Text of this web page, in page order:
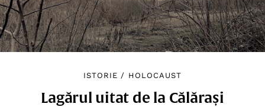
ISTORIE / HOLOCAUST
Lagărul uitat de la Călărași